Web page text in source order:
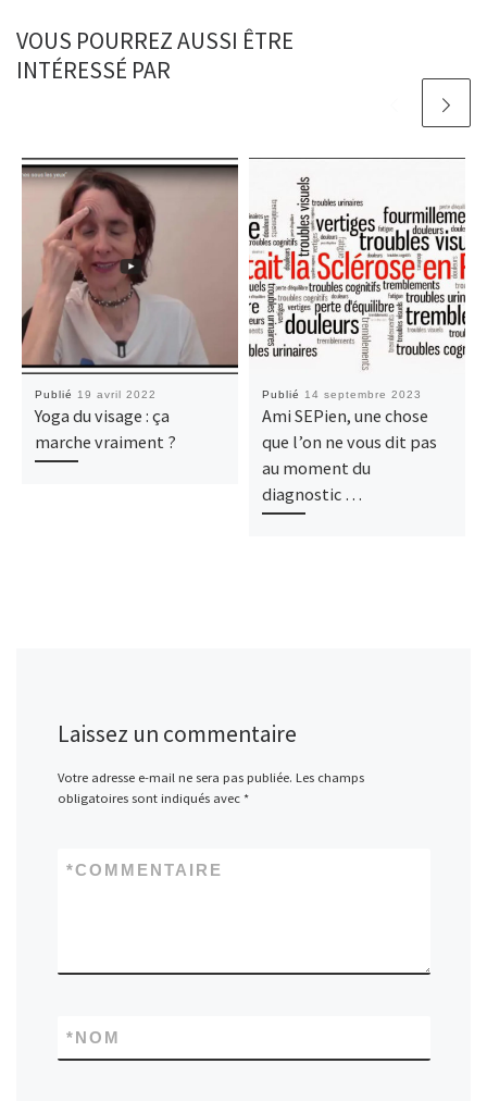
VOUS POURREZ AUSSI ÊTRE
INTÉRESSÉ PAR
Publié 19 avril 2022
Yoga du visage : ça
marche vraiment ?
Publié 14 septembre 2023
Ami SEPien, une chose
que l’on ne vous dit pas
au moment du
diagnostic …
Laissez un commentaire
Votre adresse e-mail ne sera pas publiée. Les champs
obligatoires sont indiqués avec *
COMMENTAIRE
*
NOM
*